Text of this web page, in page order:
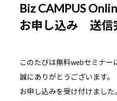
Biz CAMPUS
お申し込み 送信
このたびは無料webセミナー
誠にありがとうございます。
お申し込みを受け付けました。